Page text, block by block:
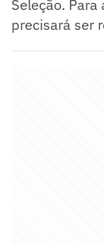
Seleção. Para
precisará ser